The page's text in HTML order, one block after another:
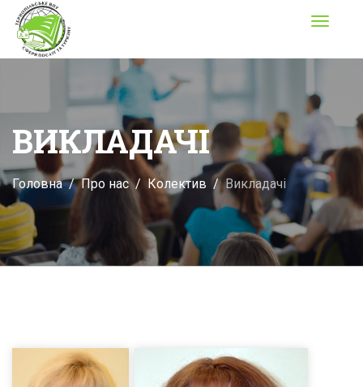
Toggle
ВИКЛАДАЧІ
Головна Про нас Колектив Викладачі